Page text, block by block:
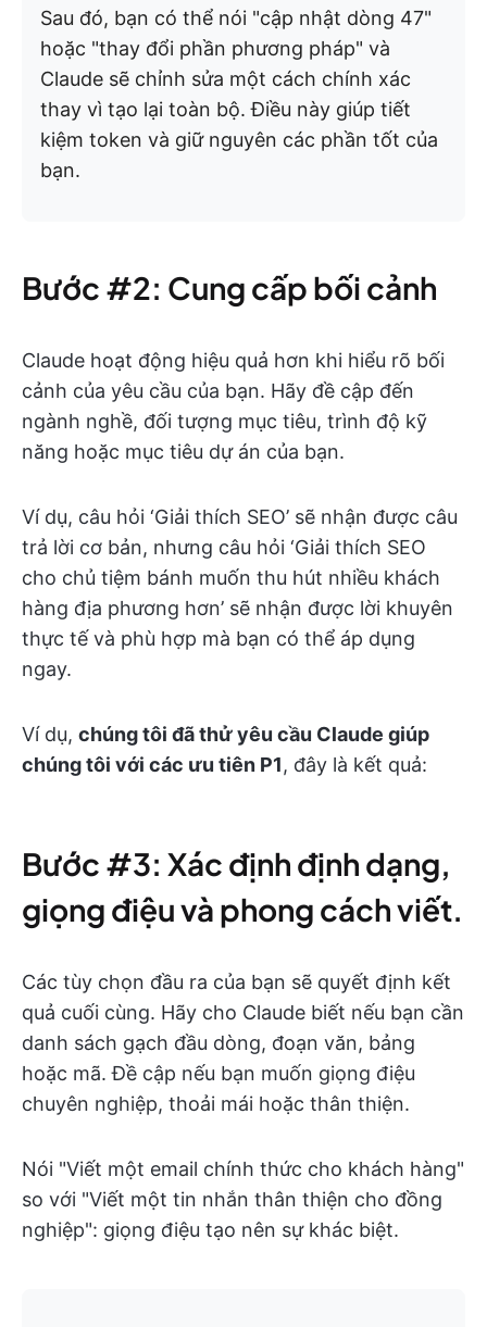
Sau đó, bạn có thể nói "cập nhật dòng 47"
hoặc "thay đổi phần phương pháp" và
Claude sẽ chỉnh sửa một cách chính xác
thay vì tạo lại toàn bộ. Điều này giúp tiết
kiệm token và giữ nguyên các phần tốt của
bạn.
Bước #2: Cung cấp bối cảnh
Claude hoạt động hiệu quả hơn khi hiểu rõ bối
cảnh của yêu cầu của bạn. Hãy đề cập đến
ngành nghề, đối tượng mục tiêu, trình độ kỹ
năng hoặc mục tiêu dự án của bạn.
Ví dụ, câu hỏi ‘Giải thích SEO’ sẽ nhận được câu
trả lời cơ bản, nhưng câu hỏi ‘Giải thích SEO
cho chủ tiệm bánh muốn thu hút nhiều khách
hàng địa phương hơn’ sẽ nhận được lời khuyên
thực tế và phù hợp mà bạn có thể áp dụng
ngay.
Ví dụ, chúng tôi đã thử yêu cầu Claude giúp
chúng tôi với các ưu tiên P1, đây là kết quả:
Bước #3: Xác định định dạng,
giọng điệu và phong cách viết.
Các tùy chọn đầu ra của bạn sẽ quyết định kết
quả cuối cùng. Hãy cho Claude biết nếu bạn cần
danh sách gạch đầu dòng, đoạn văn, bảng
hoặc mã. Đề cập nếu bạn muốn giọng điệu
chuyên nghiệp, thoải mái hoặc thân thiện.
Nói "Viết một email chính thức cho khách hàng"
so với "Viết một tin nhắn thân thiện cho đồng
nghiệp": giọng điệu tạo nên sự khác biệt.